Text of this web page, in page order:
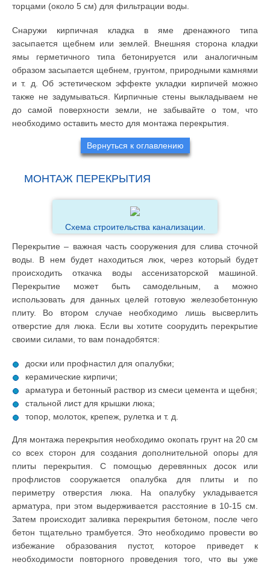
торцами (около 5 см) для фильтрации воды.
Снаружи кирпичная кладка в яме дренажного типа
засыпается щебнем или землей. Внешняя сторона кладки
ямы герметичного типа бетонируется или аналогичным
образом засыпается щебнем, грунтом, природными камнями
и т. д. Об эстетическом эффекте укладки кирпичей можно
также не задумываться. Кирпичные стены выкладываем не
до самой поверхности земли, не забывайте о том, что
необходимо оставить место для монтажа перекрытия.
Вернуться к оглавлению
МОНТАЖ ПЕРЕКРЫТИЯ
Схема строительства канализации.
Перекрытие – важная часть сооружения для слива сточной
воды. В нем будет находиться люк, через который будет
происходить откачка воды ассенизаторской машиной.
Перекрытие может быть самодельным, а можно
использовать для данных целей готовую железобетонную
плиту. Во втором случае необходимо лишь высверлить
отверстие для люка. Если вы хотите соорудить перекрытие
своими силами, то вам понадобятся:
доски или профнастил для опалубки;
керамические кирпичи;
арматура и бетонный раствор из смеси цемента и щебня;
стальной лист для крышки люка;
топор, молоток, крепеж, рулетка и т. д.
Для монтажа перекрытия необходимо окопать грунт на 20 см
со всех сторон для создания дополнительной опоры для
плиты перекрытия. С помощью деревянных досок или
профлистов сооружается опалубка для плиты и по
периметру отверстия люка. На опалубку укладывается
арматура, при этом выдерживается расстояние в 10-15 см.
Затем происходит заливка перекрытия бетоном, после чего
бетон тщательно трамбуется. Это необходимо провести во
избежание образования пустот, которое приведет к
необходимости повторного проведения того, что вы уже